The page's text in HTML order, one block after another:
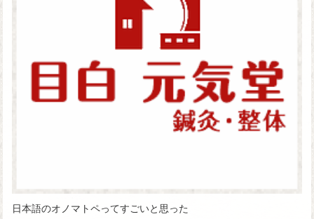
日本語のオノマトペってすごいと思った